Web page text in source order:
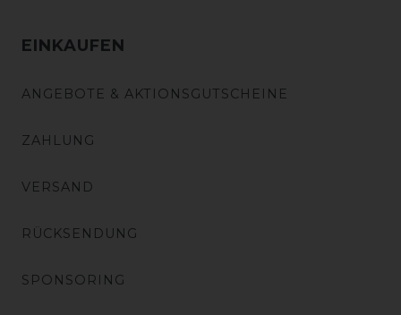
EINKAUFEN
ANGEBOTE & AKTIONSGUTSCHEINE
ZAHLUNG
VERSAND
RÜCKSENDUNG
SPONSORING